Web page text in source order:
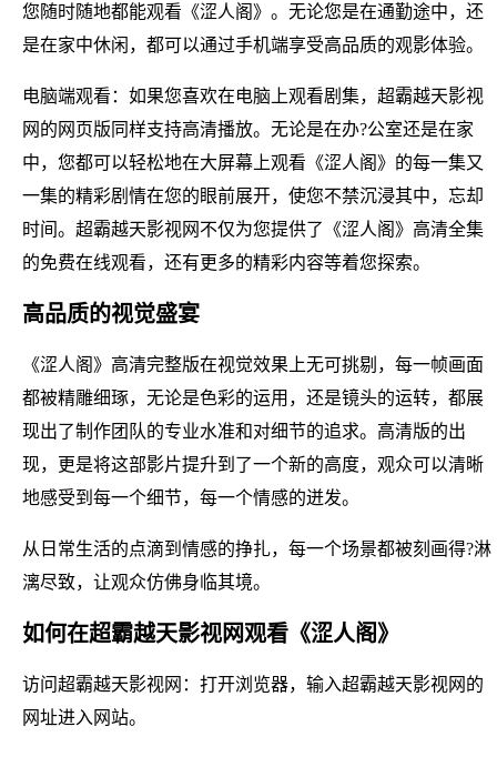
您随时随地都能观看《涩人阁》。无论您是在通勤途中，还
是在家中休闲，都可以通过手机端享受高品质的观影体验。
电脑端观看：如果您喜欢在电脑上观看剧集，超霸越天影视
网的网页版同样支持高清播放。无论是在办?公室还是在家
中，您都可以轻松地在大屏幕上观看《涩人阁》的每一集又
一集的精彩剧情在您的眼前展开，使您不禁沉浸其中，忘却
时间。超霸越天影视网不仅为您提供了《涩人阁》高清全集
的免费在线观看，还有更多的精彩内容等着您探索。
高品质的视觉盛宴
《涩人阁》高清完整版在视觉效果上无可挑剔，每一帧画面
都被精雕细琢，无论是色彩的运用，还是镜头的运转，都展
现出了制作团队的专业水准和对细节的追求。高清版的出
现，更是将这部影片提升到了一个新的高度，观众可以清晰
地感受到每一个细节，每一个情感的迸发。
从日常生活的点滴到情感的挣扎，每一个场景都被刻画得?淋
漓尽致，让观众仿佛身临其境。
如何在超霸越天影视网观看《涩人阁》
访问超霸越天影视网：打开浏览器，输入超霸越天影视网的
网址进入网站。